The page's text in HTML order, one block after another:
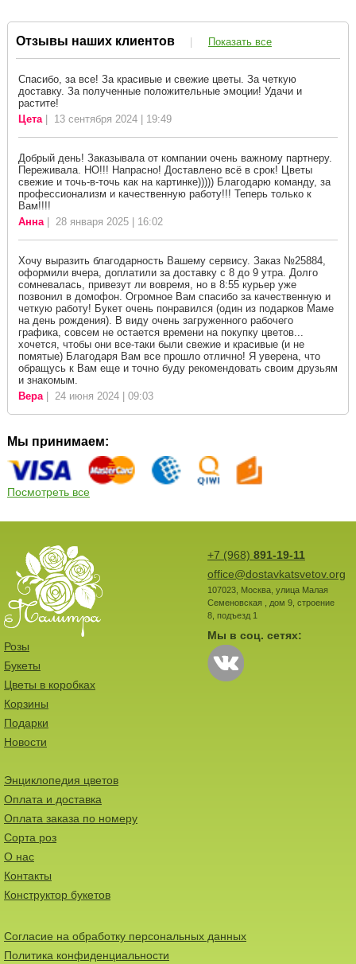
Отзывы наших клиентов | Показать все
Спасибо, за все! За красивые и свежие цветы. За четкую
доставку. За полученные положительные эмоции! Удачи и
растите!
Цета| 13 сентября 2024 | 19:49
Добрый день! Заказывала от компании очень важному партнеру.
Переживала. НО!!! Напрасно! Доставлено всё в срок! Цветы
свежие и точь-в-точь как на картинке))))) Благодарю команду, за
профессионализм и качественную работу!!! Теперь только к
Вам!!!!
Анна| 28 января 2025 | 16:02
Хочу выразить благодарность Вашему сервису. Заказ №25884,
оформили вчера, доплатили за доставку с 8 до 9 утра. Долго
сомневалась, привезут ли вовремя, но в 8:55 курьер уже
позвонил в домофон. Огромное Вам спасибо за качественную и
четкую работу! Букет очень понравился (один из подарков Маме
на день рождения). В виду очень загруженного рабочего
графика, совсем не остается времени на покупку цветов...
хочется, чтобы они все-таки были свежие и красивые (и не
помятые) Благодаря Вам все прошло отлично! Я уверена, что
обращусь к Вам еще и точно буду рекомендовать своим друзьям
и знакомым.
Вера| 24 июня 2024 | 09:03
Мы принимаем:
Посмотреть все
+7 (968) 891-19-11
office@dostavkatsvetov.org
107023, Москва, улица Малая
Семеновская , дом 9, строение
8, подъезд 1
Мы в соц. сетях:
Розы
Букеты
Цветы в коробках
Корзины
Подарки
Новости
Энциклопедия цветов
Оплата и доставка
Оплата заказа по номеру
Сорта роз
О нас
Контакты
Конструктор букетов
Согласие на обработку персональных данных
Политика конфиденциальности